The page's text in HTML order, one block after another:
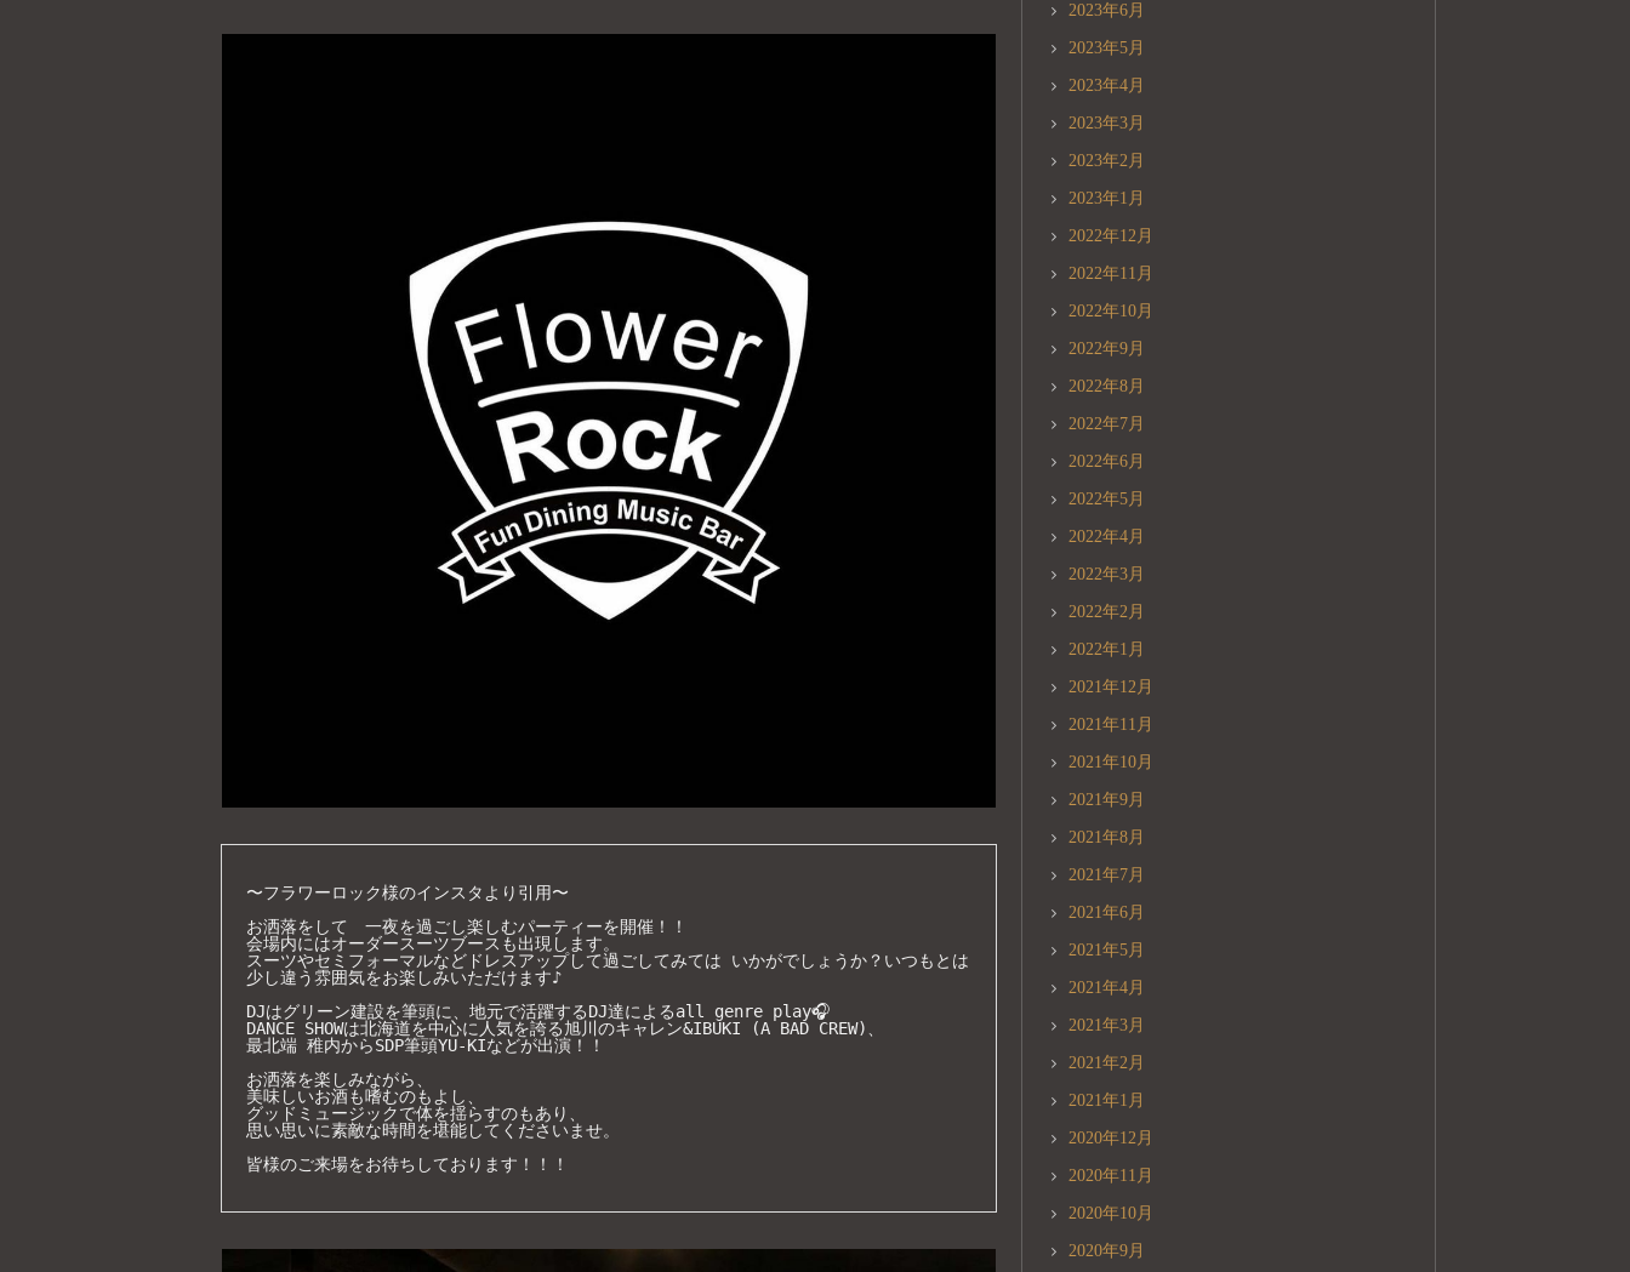
〜フラワーロック様のインスタより引用〜
お洒落をして　一夜を過ごし楽しむパーティーを開催！！
会場内にはオーダースーツブースも出現します。
スーツやセミフォーマルなどドレスアップして過ごしてみては いかがでしょうか？いつもとは
少し違う雰囲気をお楽しみいただけます♪
DJはグリーン建設を筆頭に、地元で活躍するDJ達によるall genre play🎧
DANCE SHOWは北海道を中心に人気を誇る旭川のキャレン&IBUKI (A BAD CREW)、
最北端 稚内からSDP筆頭YU-KIなどが出演！！
お洒落を楽しみながら、
美味しいお酒も嗜むのもよし、
グッドミュージックで体を揺らすのもあり、
思い思いに素敵な時間を堪能してくださいませ。
皆様のご来場をお待ちしております！！！
2023年6月
2023年5月
2023年4月
2023年3月
2023年2月
2023年1月
2022年12月
2022年11月
2022年10月
2022年9月
2022年8月
2022年7月
2022年6月
2022年5月
2022年4月
2022年3月
2022年2月
2022年1月
2021年12月
2021年11月
2021年10月
2021年9月
2021年8月
2021年7月
2021年6月
2021年5月
2021年4月
2021年3月
2021年2月
2021年1月
2020年12月
2020年11月
2020年10月
2020年9月